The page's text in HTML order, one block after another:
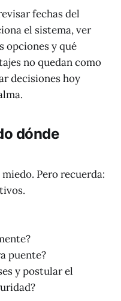
fechas del
el sistema, ver
opciones y qué
no quedan como
decisiones hoy
dónde
Pero recuerda:
puente?
y postular el